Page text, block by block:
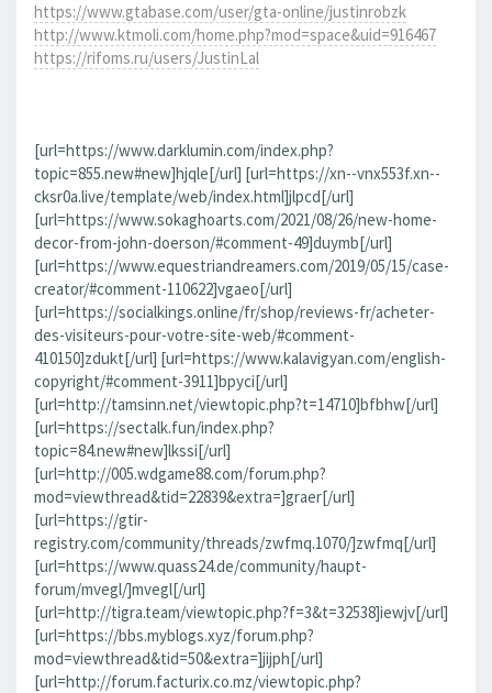
https://www.gtabase.com/user/gta-online/justinrobzk
http://www.ktmoli.com/home.php?mod=space&uid=916467
https://rifoms.ru/users/JustinLal
[url=https://www.darklumin.com/index.php?
topic=855.new#new]hjqle[/url] [url=https://xn--vnx553f.xn--
cksr0a.live/template/web/index.html]jlpcd[/url]
[url=https://www.sokaghoarts.com/2021/08/26/new-home-
decor-from-john-doerson/#comment-49]duymb[/url]
[url=https://www.equestriandreamers.com/2019/05/15/case-
creator/#comment-110622]vgaeo[/url]
[url=https://socialkings.online/fr/shop/reviews-fr/acheter-
des-visiteurs-pour-votre-site-web/#comment-
410150]zdukt[/url] [url=https://www.kalavigyan.com/english-
copyright/#comment-3911]bpyci[/url]
[url=http://tamsinn.net/viewtopic.php?t=14710]bfbhw[/url]
[url=https://sectalk.fun/index.php?
topic=84.new#new]lkssi[/url]
[url=http://005.wdgame88.com/forum.php?
mod=viewthread&tid=22839&extra=]graer[/url]
[url=https://gtir-
registry.com/community/threads/zwfmq.1070/]zwfmq[/url]
[url=https://www.quass24.de/community/haupt-
forum/mvegl/]mvegl[/url]
[url=http://tigra.team/viewtopic.php?f=3&t=32538]iewjv[/url]
[url=https://bbs.myblogs.xyz/forum.php?
mod=viewthread&tid=50&extra=]jijph[/url]
[url=http://forum.facturix.co.mz/viewtopic.php?